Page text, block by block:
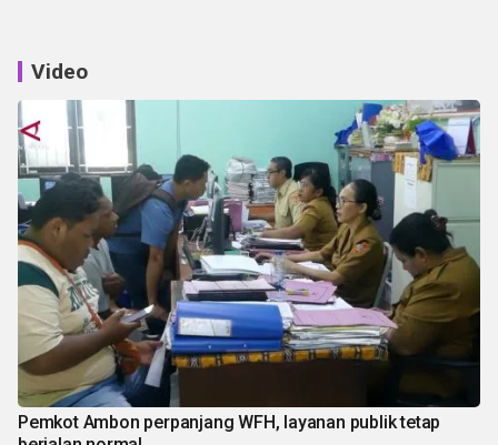
Video
Pemkot Ambon perpanjang WFH, layanan publik tetap